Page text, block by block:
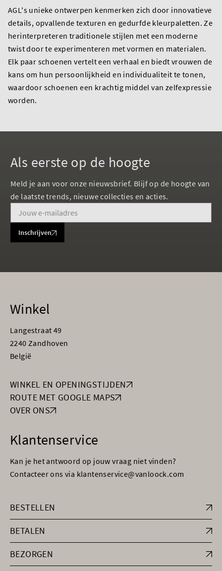
AGL's unieke ontwerpen kenmerken zich door innovatieve
details, opvallende texturen en gedurfde kleurpaletten. Ze
herinterpreteren traditionele stijlen met een moderne
twist door te experimenteren met vormen en materialen.
Elk paar schoenen vertelt een verhaal en biedt vrouwen de
kans om hun persoonlijkheid en individualiteit te tonen,
waardoor schoenen een krachtig middel van zelfexpressie
worden.
Als eerste op de hoogte
Meld je aan voor onze nieuwsbrief. Blijf op de hoogte van
de laatste trends, nieuwe collecties en acties.
Inschrijven
Winkel
Langestraat 49
2240 Zandhoven
België
WINKEL EN OPENINGSTIJDEN
ROUTE MET GOOGLE MAPS
OVER ONS
Klantenservice
Kan je het antwoord op jouw vraag niet vinden?
Contacteer ons via klantenservice@vanloock.com
BESTELLEN
BETALEN
BEZORGEN